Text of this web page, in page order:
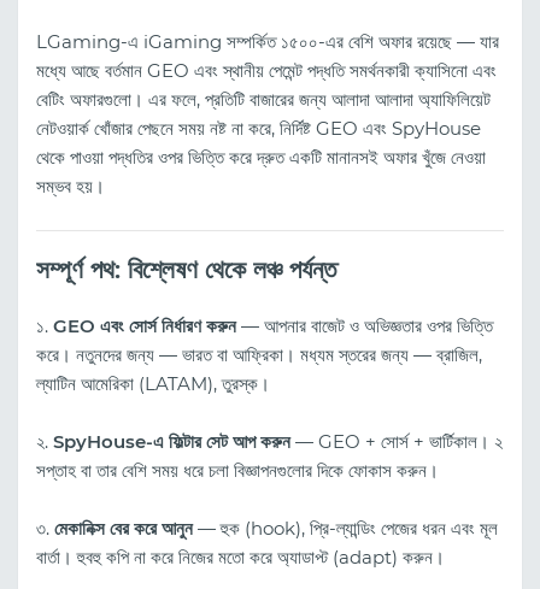
LGaming-এ iGaming সম্পর্কিত ১৫০০-এর বেশি অফার রয়েছে — যার
মধ্যে আছে বর্তমান GEO এবং স্থানীয় পেমেন্ট পদ্ধতি সমর্থনকারী ক্যাসিনো এবং
বেটিং অফারগুলো। এর ফলে, প্রতিটি বাজারের জন্য আলাদা আলাদা অ্যাফিলিয়েট
নেটওয়ার্ক খোঁজার পেছনে সময় নষ্ট না করে, নির্দিষ্ট GEO এবং SpyHouse
থেকে পাওয়া পদ্ধতির ওপর ভিত্তি করে দ্রুত একটি মানানসই অফার খুঁজে নেওয়া
সম্ভব হয়।
সম্পূর্ণ পথ: বিশ্লেষণ থেকে লঞ্চ পর্যন্ত
১. GEO এবং সোর্স নির্ধারণ করুন— আপনার বাজেট ও অভিজ্ঞতার ওপর ভিত্তি
করে। নতুনদের জন্য — ভারত বা আফ্রিকা। মধ্যম স্তরের জন্য — ব্রাজিল,
ল্যাটিন আমেরিকা (LATAM), তুরস্ক।
২. SpyHouse-এ ফিল্টার সেট আপ করুন— GEO + সোর্স + ভার্টিকাল। ২
সপ্তাহ বা তার বেশি সময় ধরে চলা বিজ্ঞাপনগুলোর দিকে ফোকাস করুন।
৩. মেকানিক্স বের করে আনুন— হুক (hook), প্রি-ল্যান্ডিং পেজের ধরন এবং মূল
বার্তা। হুবহু কপি না করে নিজের মতো করে অ্যাডাপ্ট (adapt) করুন।